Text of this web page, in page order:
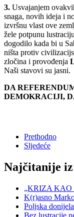
3. Usvajanjem
snaga, novih ideja i
izvršnu vlast ove
žele potpunu
dogodilo kada bi u
ništa protiv
zločina i provođenja
Naši stavovi su jasni.
DA
DEMOKRACIJI,
Prethodno
Sljedeće
Najčitanije
„KRIZA KAO
K(r)asno
Poljska
Bez lustracije